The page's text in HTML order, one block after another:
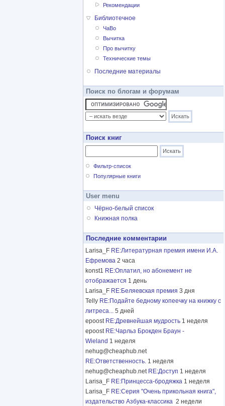
Рекомендации
Библиотечное
ЧаВо
Вычитка
Про вычитку
Технические темы
Последние материалы
Поиск по блогам и форумам
Поиск книг
Фильтр-список
Популярные книги
User menu
Чёрно-белый список
Книжная полка
Последние комментарии
Larisa_F RE:Литературная премия имени И.А.
Ефремова 2 часа
konst1 RE:Оплатил, но абонемент не
отображается 1 день
Larisa_F RE:Беляевская премия 3 дня
Telly RE:Подайте бедному копеечку на книжку с
литреса... 5 дней
epoost RE:Древнейшая мудрость 1 неделя
epoost RE:Чарльз Брокден Браун -
Wieland 1 неделя
nehug@cheaphub.net
RE:Ответственность. 1 неделя
nehug@cheaphub.net RE:Доступ 1 неделя
Larisa_F RE:Принцесса-бродяжка 1 неделя
Larisa_F RE:Серия "Очень прикольная книга",
издательство Азбука-классика 2 недели